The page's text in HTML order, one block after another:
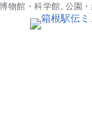
物館・科学館, 公園・